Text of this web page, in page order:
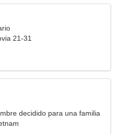
21-31
decidido para una familia